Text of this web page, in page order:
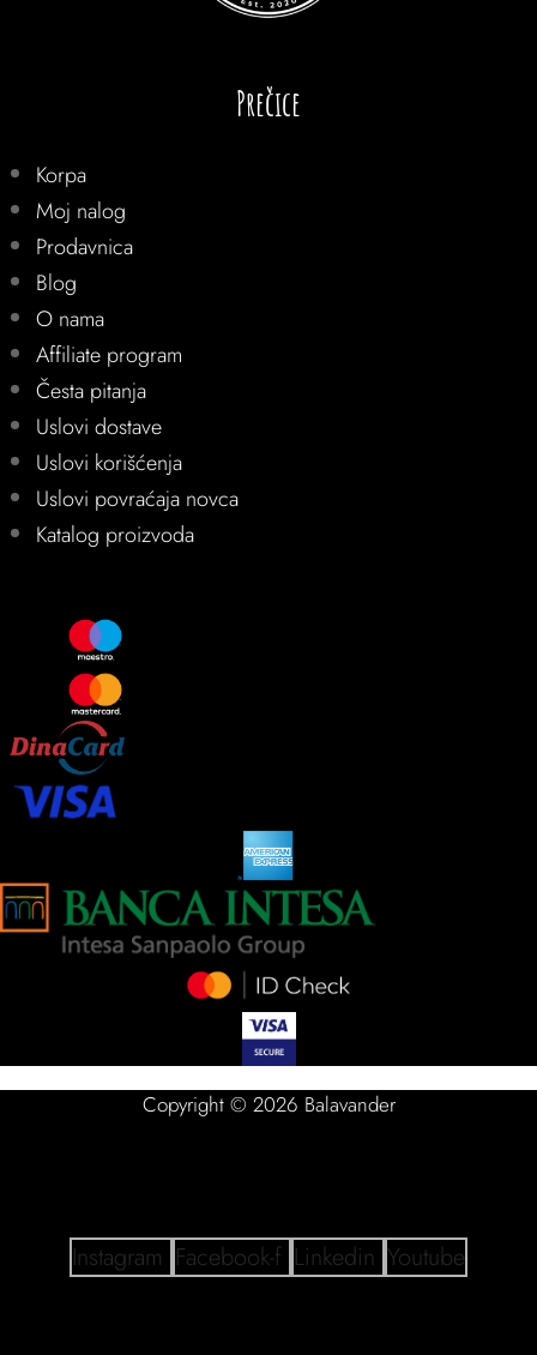
Prečice
Korpa
Moj nalog
Prodavnica
Blog
O nama
Affiliate program
Česta pitanja
Uslovi dostave
Uslovi korišćenja
Uslovi povraćaja novca
Katalog proizvoda
Copyright © 2026 Balavander
Instagram Facebook-f Linkedin Youtube